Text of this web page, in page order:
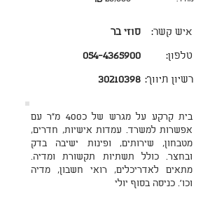
איש קשר:
טלפון:
30210398
סוזי בר
054-4365900
רשיון תיווך:
בית קרקע על מגרש של כ400 מ"ר עם
אפשרות למשרד. עמדות אישיות, חדרים,
מטבחון, שירותים, ופינות ישיבה בדק
ובחצר. כולל תשתיות תקשורת ומדיה.
מתאים לאדריכלים, רואי חשבון, מדיה
וכו'. כניסה בסוף יולי